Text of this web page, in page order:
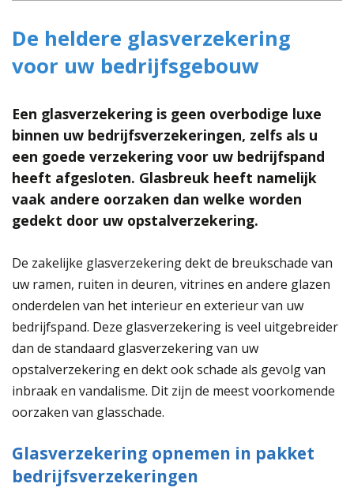
De heldere glasverzekering
voor uw bedrijfsgebouw
Een glasverzekering is geen overbodige luxe
binnen uw bedrijfsverzekeringen, zelfs als u
een goede verzekering voor uw bedrijfspand
heeft afgesloten. Glasbreuk heeft namelijk
vaak andere oorzaken dan welke worden
gedekt door uw opstalverzekering.
De zakelijke glasverzekering dekt de breukschade van
uw ramen, ruiten in deuren, vitrines en andere glazen
onderdelen van het interieur en exterieur van uw
bedrijfspand. Deze glasverzekering is veel uitgebreider
dan de standaard glasverzekering van uw
opstalverzekering en dekt ook schade als gevolg van
inbraak en vandalisme. Dit zijn de meest voorkomende
oorzaken van glasschade.
Glasverzekering opnemen in pakket
bedrijfsverzekeringen